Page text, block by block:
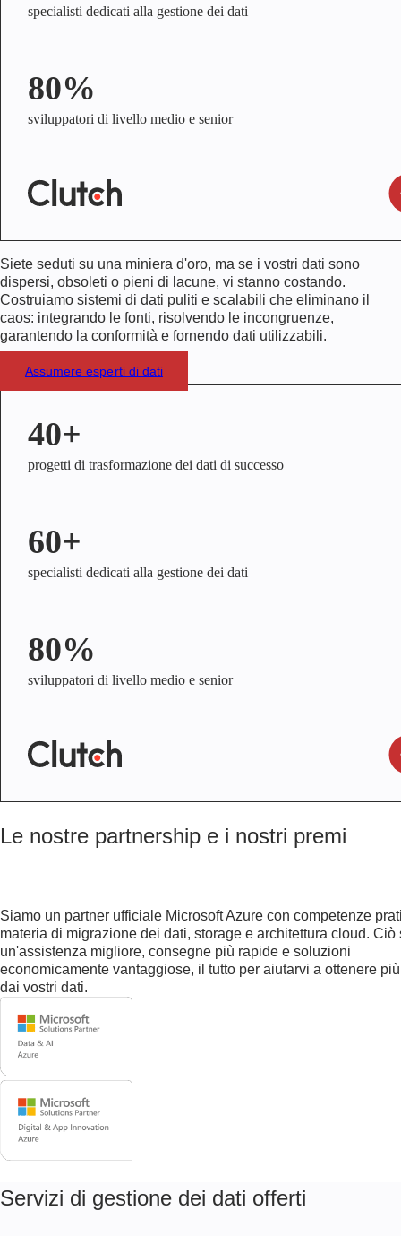
specialisti dedicati alla gestione dei dati
80%
sviluppatori di livello medio e senior
Siete seduti su una miniera d'oro, ma se i vostri dati sono
dispersi, obsoleti o pieni di lacune, vi stanno costando.
Costruiamo sistemi di dati puliti e scalabili che eliminano il
caos: integrando le fonti, risolvendo le incongruenze,
garantendo la conformità e fornendo dati utilizzabili.
Assumere esperti di dati
40+
progetti di trasformazione dei dati di successo
60+
specialisti dedicati alla gestione dei dati
80%
sviluppatori di livello medio e senior
Le nostre partnership e i nostri premi
Siamo un partner ufficiale Microsoft Azure con competenze
materia di migrazione dei dati, storage e architettura cloud. Ciò
un'assistenza migliore, consegne più rapide e soluzioni
economicamente vantaggiose, il tutto per aiutarvi a ottenere
dai vostri dati.
Servizi di gestione dei dati offerti